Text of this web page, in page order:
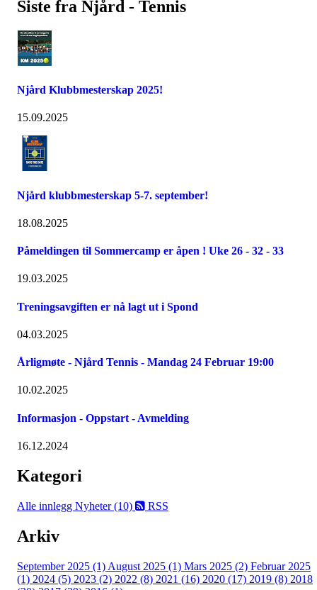
Siste fra Njård - Tennis
Njård Klubbmesterskap 2025!
15.09.2025
Njård klubbmesterskap 5-7. september!
18.08.2025
Påmeldingen til Sommercamp er åpen ! Uke 26 - 32 - 33
19.03.2025
Treningsavgiften er nå lagt ut i Spond
04.03.2025
Årligmøte - Njård Tennis - Mandag 24 Februar 19:00
10.02.2025
Informasjon - Oppstart - Avmelding
16.12.2024
Kategori
Alle innlegg Nyheter (10) RSS
Arkiv
September 2025 (1) August 2025 (1) Mars 2025 (2) Februar 2025
(1) 2024 (5) 2023 (2) 2022 (8) 2021 (16) 2020 (17) 2019 (8) 2018